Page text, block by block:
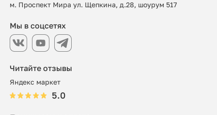
Читайте отзывы
Яндекс маркет
5.0
м. Проспект Мира ул. Щепкина, д.28, шоурум 517
Мы в соцсетях